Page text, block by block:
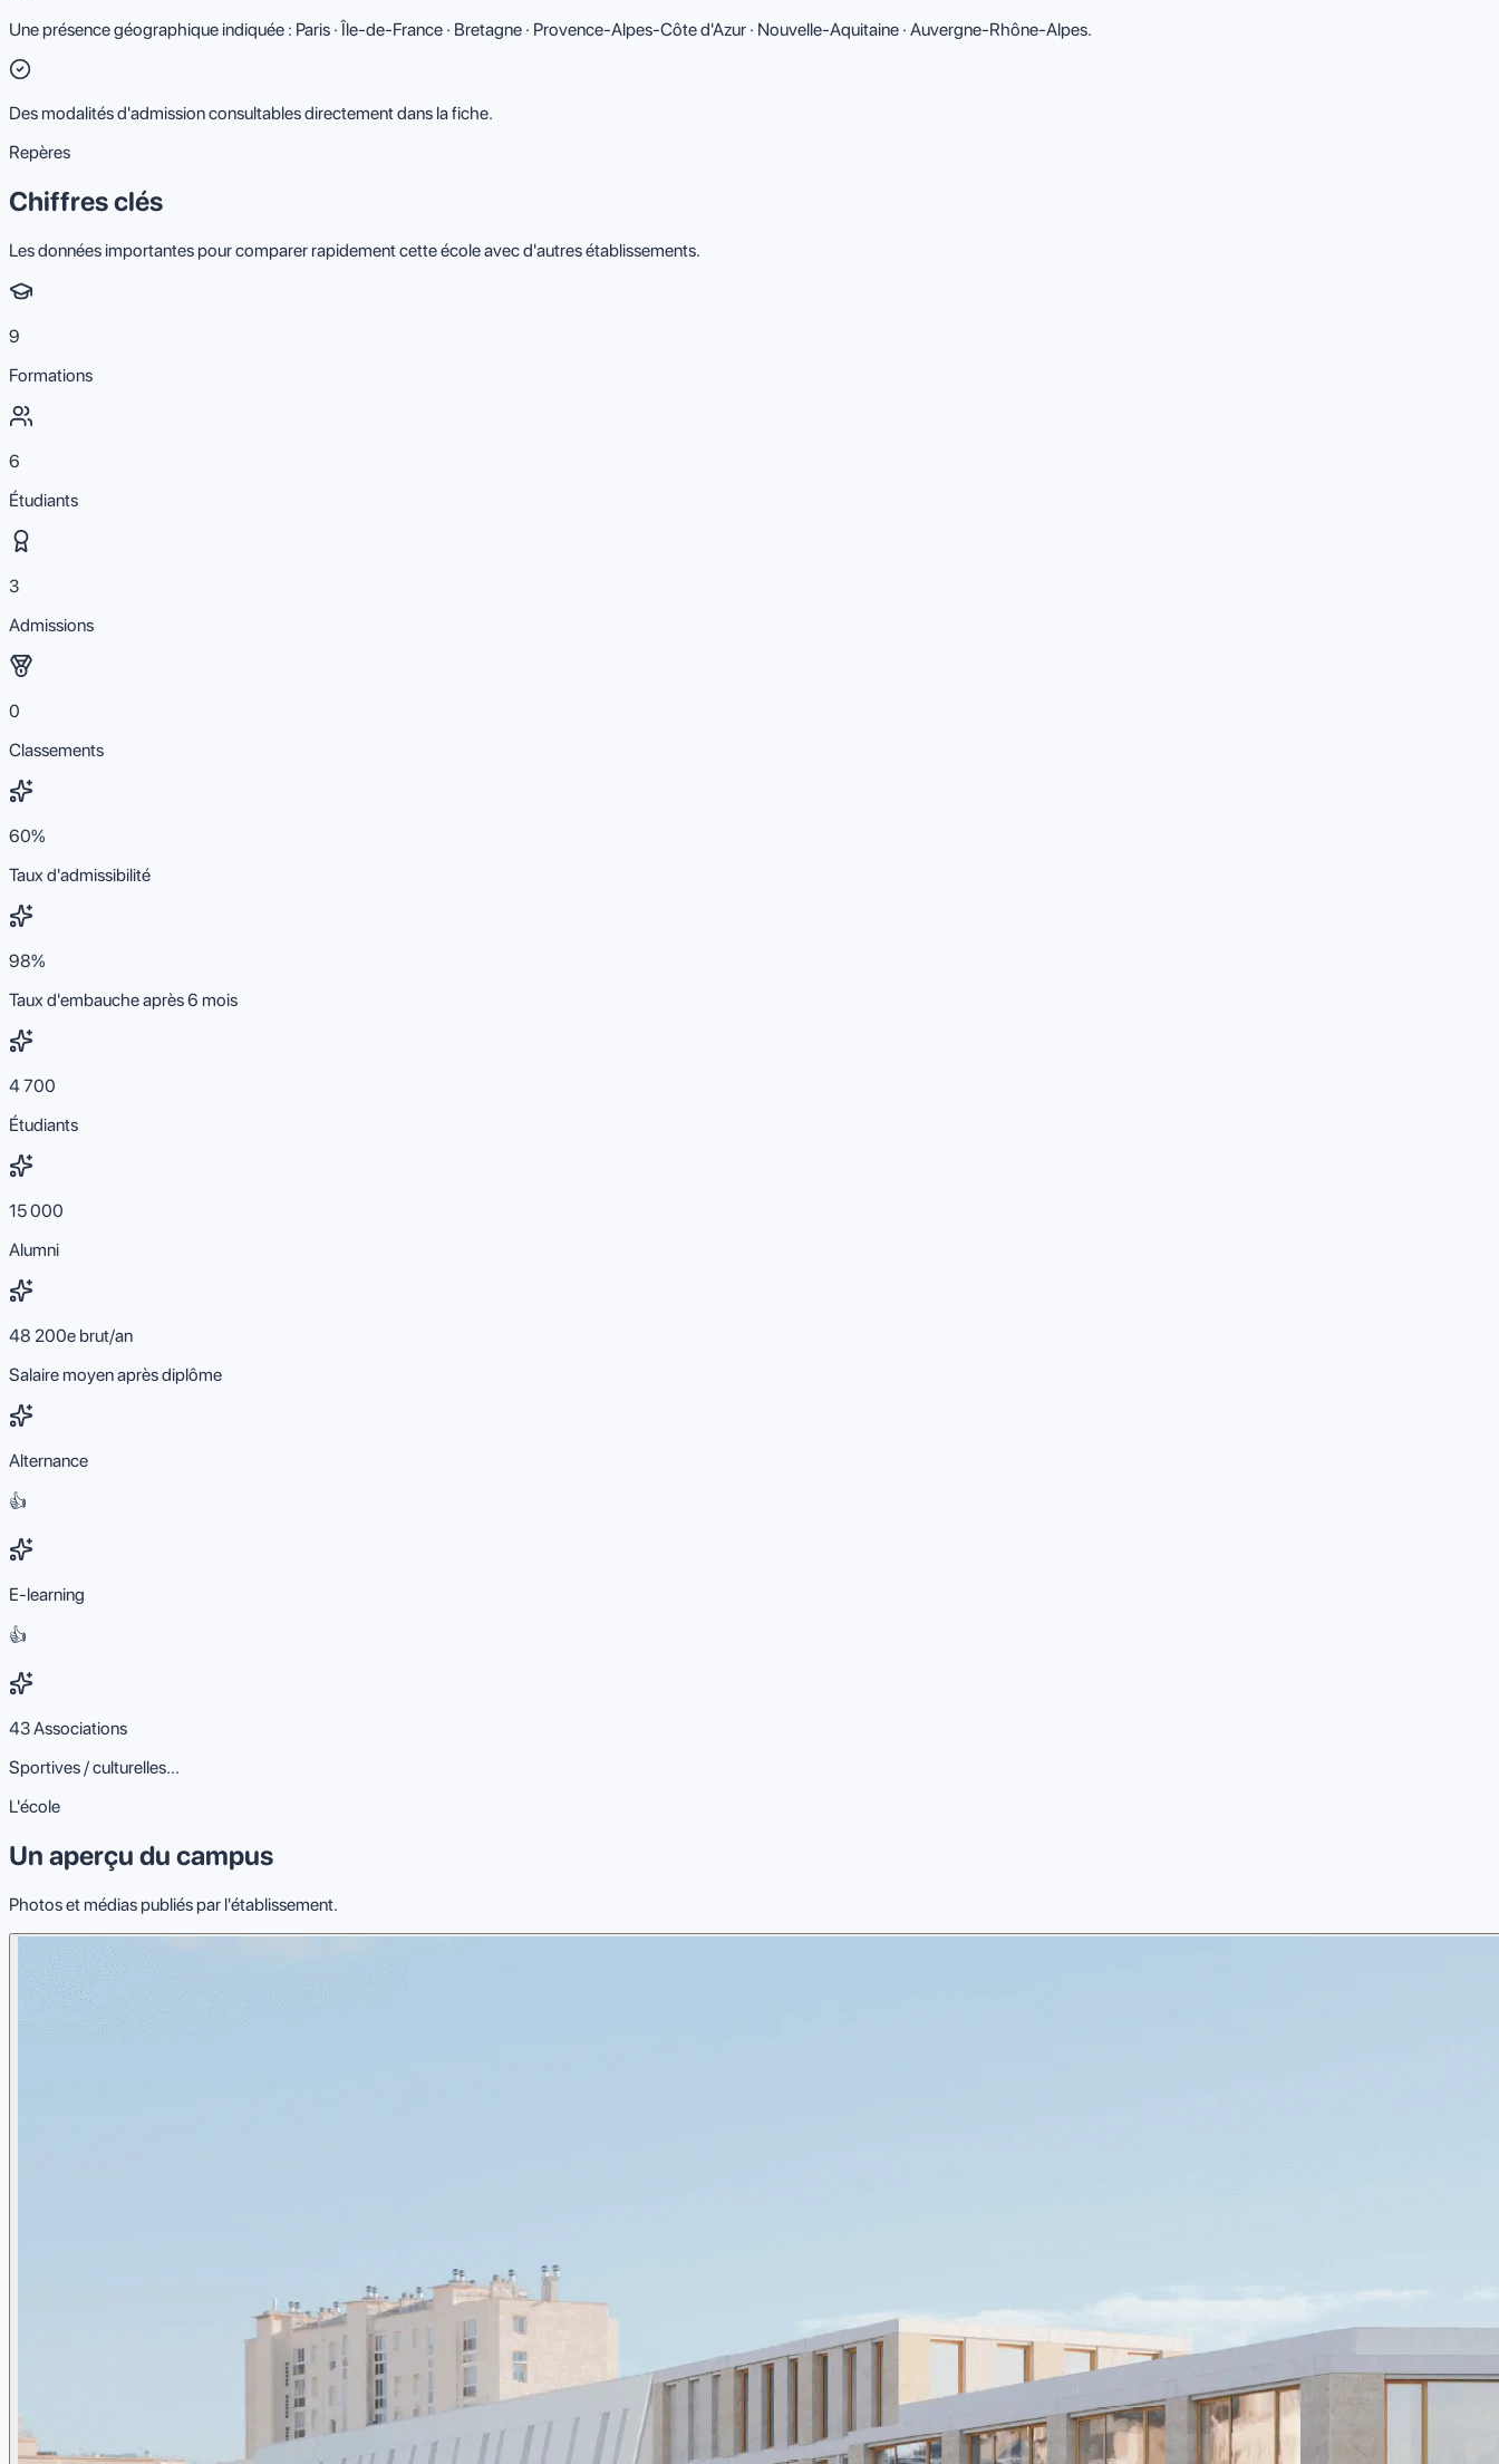
Une présence géographique indiquée : Paris · Île-de-France · Bretagne · Provence-Alpes-Côte d'Azur · Nouvelle-Aquitaine · Auvergne-Rhône-Alpes.
Des modalités d'admission consultables directement dans la fiche.
Repères
Chiffres clés
Les données importantes pour comparer rapidement cette école avec d'autres établissements.
9
Formations
6
Étudiants
3
Admissions
0
Classements
60%
Taux d'admissibilité
98%
Taux d'embauche après 6 mois
4 700
Étudiants
15 000
Alumni
48 200e brut/an
Salaire moyen après diplôme
Alternance
👍
E-learning
👍
43 Associations
Sportives / culturelles...
L'école
Un aperçu du campus
Photos et médias publiés par l'établissement.